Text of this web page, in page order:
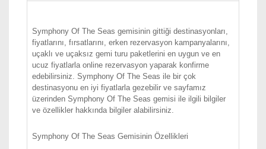
Symphony Of The Seas gemisinin gittiği destinasyonları,
fiyatlarını, fırsatlarını, erken rezervasyon kampanyalarını,
uçaklı ve uçaksız gemi turu paketlerini en uygun ve en
ucuz fiyatlarla online rezervasyon yaparak konfirme
edebilirsiniz. Symphony Of The Seas ile bir çok
destinasyonu en iyi fiyatlarla gezebilir ve sayfamız
üzerinden Symphony Of The Seas gemisi ile ilgili bilgiler
ve özellikler hakkında bilgiler alabilirsiniz.
Symphony Of The Seas Gemisinin Özellikleri